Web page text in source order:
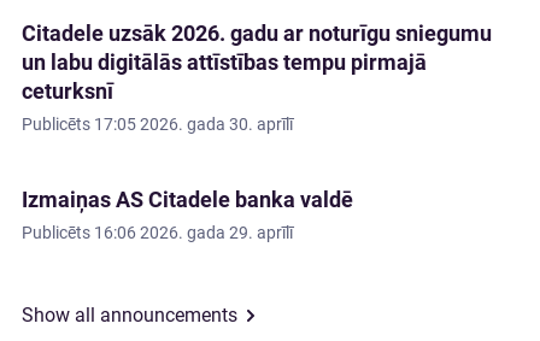
Citadele uzsāk 2026. gadu ar noturīgu sniegumu
un labu digitālās attīstības tempu pirmajā
ceturksnī
Publicēts 17:05 2026. gada 30. aprīlī
Izmaiņas AS Citadele banka valdē
Publicēts 16:06 2026. gada 29. aprīlī
Show all announcements